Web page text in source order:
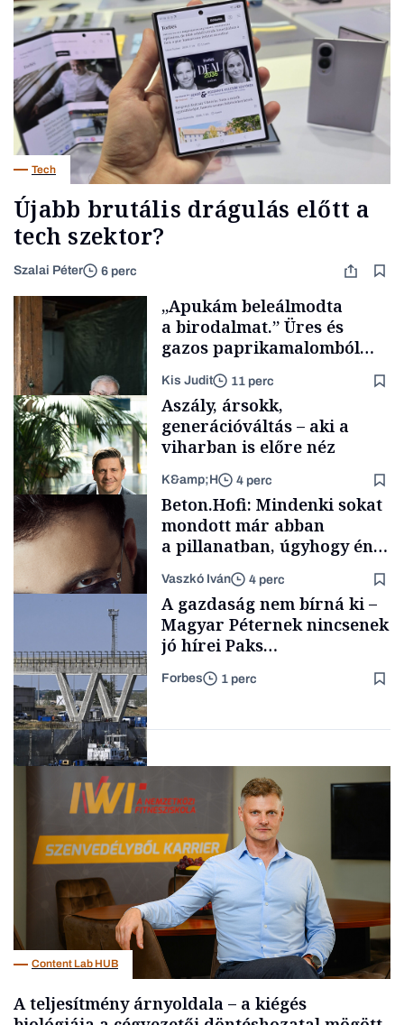
Tech
Újabb brutális drágulás előtt a
tech szektor?
Szalai Péter 6 perc
Családi
vállalkozások
„Apukám beleálmodta
a birodalmat.” Üres és
gazos paprikamalomból
lett az igazi családi
fűszersztori
Kis Judit 11 perc
TÁMOGATÓI
Aszály, ársokk,
generációváltás – aki a
viharban is előre néz
K&amp;H 4 perc
Forbes-sztori
Beton.Hofi: Mindenki sokat
mondott már abban
a pillanatban, úgyhogy én
a legsarkosabb
gondolataimat akartam
kimondani
Vaszkó Iván 4 perc
A gazdaság nem bírná ki –
Magyar Péternek nincsenek
jó hírei Paks
újraindításáról
Forbes 1 perc
Content Lab HUB
A teljesítmény árnyoldala – a kiégés